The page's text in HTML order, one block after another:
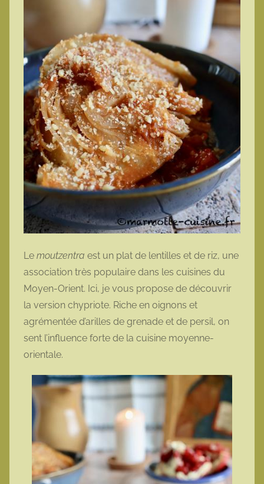
Le moutzentra est un plat de lentilles et de riz, une
association très populaire dans les cuisines du
Moyen-Orient. Ici, je vous propose de découvrir
la version chypriote. Riche en oignons et
agrémentée d’arilles de grenade et de persil, on
sent l’influence forte de la cuisine moyenne-
orientale.